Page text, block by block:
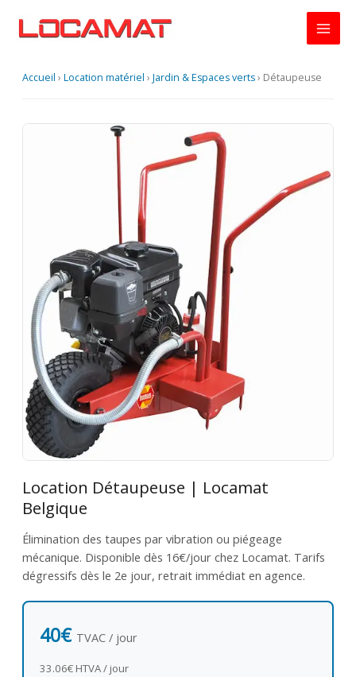
Accueil › Location matériel › Jardin & Espaces verts› Détaupeuse
Location Détaupeuse | Locamat
Belgique
Élimination des taupes par vibration ou piégeage
mécanique. Disponible dès 16€/jour chez Locamat. Tarifs
dégressifs dès le 2e jour, retrait immédiat en agence.
40€ TVAC / jour
33.06€ HTVA / jour